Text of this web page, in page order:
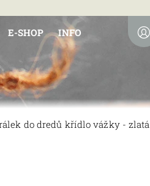
E-SHOP INFO
do dredů křídlo vážky - zlatá